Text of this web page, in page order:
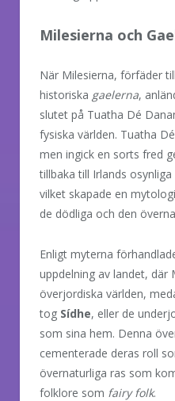
Milesierna och
När Milesierna, förfäder
historiska gaelerna,
slutet på Tuatha Dé
fysiska världen. Tuatha
men ingick en sorts fred
tillbaka till Irlands
vilket skapade en
de dödliga och den
Enligt myterna
uppdelning av landet, där
överjordiska världen,
tog Sídhe, eller de
som sina hem. Denna
cementerade deras roll
övernaturliga ras som
folklore som fairy folk.